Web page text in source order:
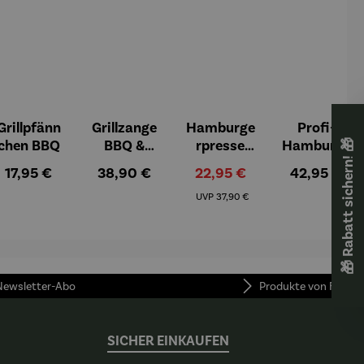
BBQ
Regulärer Preis:
17,95 €
Grillzange
BBQ &
Bürste
Regulärer Preis:
38,90 €
Hamburge
rpresse
Wender
BBQ XXL
Verkaufspreis:
22,95 €
UVP Regulärer Preis:
37,90 €
Profi-
Hamburge
PÄTTI
Regulärer
42,95 €
Abo Produkte von FUNKE
SICHER EINKAUFEN
🎁 Rabatt sichern! 🎁